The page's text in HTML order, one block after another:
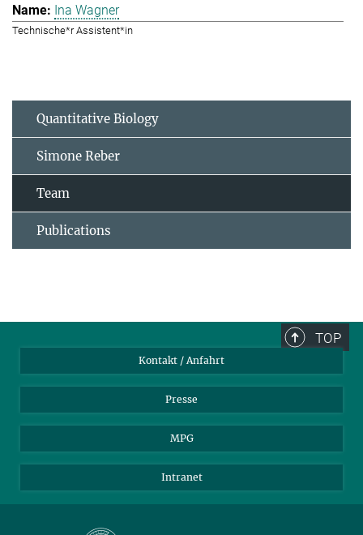
Ina Wagner
Technische*r Assistent*in
Quantitative Biology
Simone Reber
Team
Publications
TOP
Kontakt / Anfahrt
Presse
MPG
Intranet